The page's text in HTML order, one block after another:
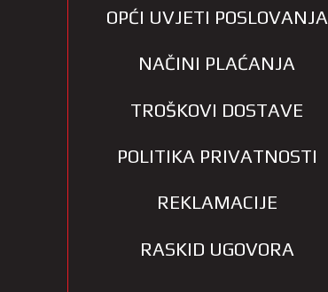
OPĆI UVJETI POSLOVANJA
NAČINI PLAĆANJA
TROŠKOVI DOSTAVE
POLITIKA PRIVATNOSTI
REKLAMACIJE
RASKID UGOVORA